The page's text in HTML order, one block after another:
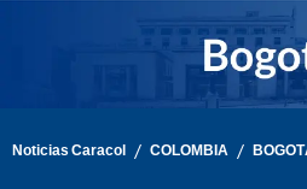
Noticias Caracol / COLOMBIA /